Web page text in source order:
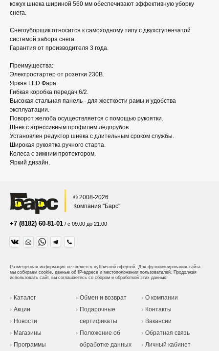
кожух шнека шириной 560 мм обеспечивают эффективную уборку
снега.
Снегоуборщик относится к самоходному типу с двухступенчатой
системой забора снега.
Гарантия от производителя 3 года.
Преимущества:
Электростартер от розетки 230В.
Яркая LED Фара.
Гибкая коробка передач 6/2.
Высокая стальная панель - для жесткости рамы и удобства
эксплуатации.
Поворот желоба осуществляется с помощью рукоятки.
Шнек с агрессивным профилем ледорубов.
Установлен редуктор шнека с длительным сроком службы.
Широкая рукоятка ручного старта.
Колеса с зимним протектором.
Яркий дизайн.
© 2008-2026
Компания "Барс"
+7 (8182) 60-81-01 / с 09:00 до 21:00
Размещенная информация не является публичной офертой. Для функционирования сайта
мы собираем cookie, данные об IP-адресе и местоположении пользователей. Продолжая
использовать сайт, вы соглашаетесь со сбором и обработкой этих данных.
Каталог
Акции
Новости
Магазины
Программы
Обмен и возврат
Подарочные
сертификаты
Положение об
обработке данных
О компании
Контакты
Вакансии
Обратная связь
Личный кабинет